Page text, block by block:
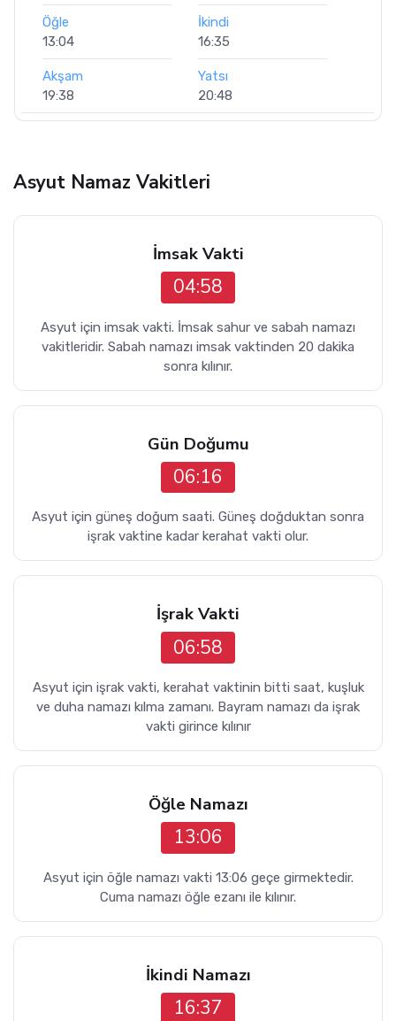
Öğle
13:04
İkindi
16:35
Akşam
19:38
Yatsı
20:48
Asyut Namaz Vakitleri
İmsak Vakti
04:58
Asyut için imsak vakti. İmsak sahur ve sabah namazı
vakitleridir. Sabah namazı imsak vaktinden 20 dakika
sonra kılınır.
Gün Doğumu
06:16
Asyut için güneş doğum saati. Güneş doğduktan sonra
işrak vaktine kadar kerahat vakti olur.
İşrak Vakti
06:58
Asyut için işrak vakti, kerahat vaktinin bitti saat, kuşluk
ve duha namazı kılma zamanı. Bayram namazı da işrak
vakti girince kılınır
Öğle Namazı
13:06
Asyut için öğle namazı vakti 13:06 geçe girmektedir.
Cuma namazı öğle ezanı ile kılınır.
İkindi Namazı
16:37